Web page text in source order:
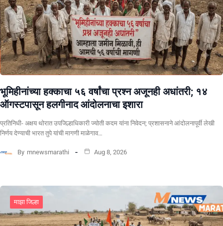
भूमिहीनांच्या हक्काचा ५६ वर्षांचा प्रश्न अजूनही अधांतरी; १४
ऑगस्टपासून हलगीनाद आंदोलनाचा इशारा
प्रतिनिधी- अक्षय थोरात उपजिल्हाधिकारी ज्योती कदम यांना निवेदन; प्रशासनाने आंदोलनापूर्वी लेखी
निर्णय देण्याची भारत तुपे यांची मागणी माळेगाव…
By mnewsmarathi Aug 8, 2026
माझा जिल्हा